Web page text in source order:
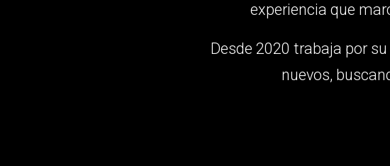
experiencia que
Desde 2020 trabaja por
nuevos,